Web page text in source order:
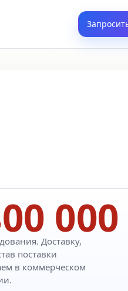
Доставку,
поставки
в коммерческом